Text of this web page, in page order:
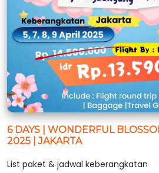
6 DAYS | WONDERFUL
2025 | JAKARTA
List paket & jadwal keberangkatan